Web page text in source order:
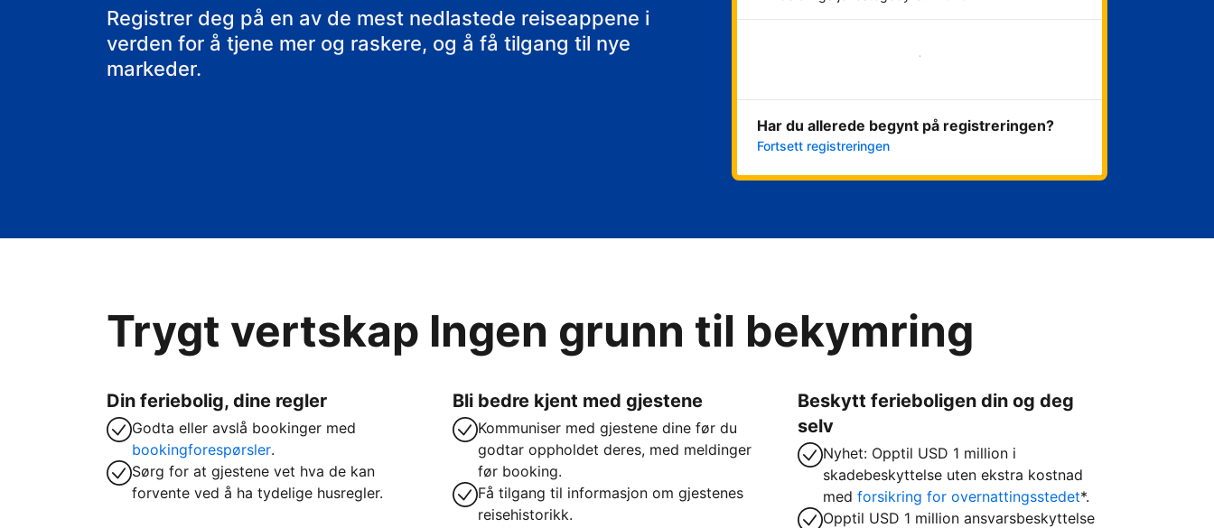
rorbua di
Registrer deg på en av de mest nedlastede reiseappene i
verden for å tjene mer og raskere, og å få tilgang til nye
markeder.
Kom i gang nå
Har du allerede begynt på registreringen?
Fortsett registreringen
Trygt vertskap Ingen grunn til bekymring
Din feriebolig, dine regler
Godta eller avslå bookinger med
bookingforespørsler.
Sørg for at gjestene vet hva de kan
forvente ved å ha tydelige husregler.
Bli bedre kjent med gjestene
Kommuniser med gjestene dine før du
godtar oppholdet deres, med meldinger
før booking.
Få tilgang til informasjon om gjestenes
reisehistorikk.
Beskytt ferieboligen din og deg
selv
Nyhet: Opptil USD 1 million i
skadebeskyttelse uten ekstra kostnad
medforsikring for overnattingsstedet*.
Opptil USD 1 million ansvarsbeskyttelse